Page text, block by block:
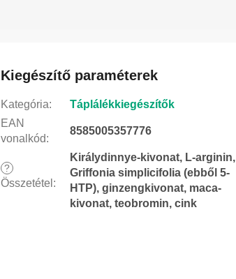
Kiegészítő paraméterek
Kategória:
Táplálékkiegészítők
EAN
vonalkód:
8585005357776
?
Összetétel :
Királydinnye-kivonat, L-arginin,
Griffonia simplicifolia (ebből 5-
HTP), ginzengkivonat, maca-
kivonat, teobromin, cink